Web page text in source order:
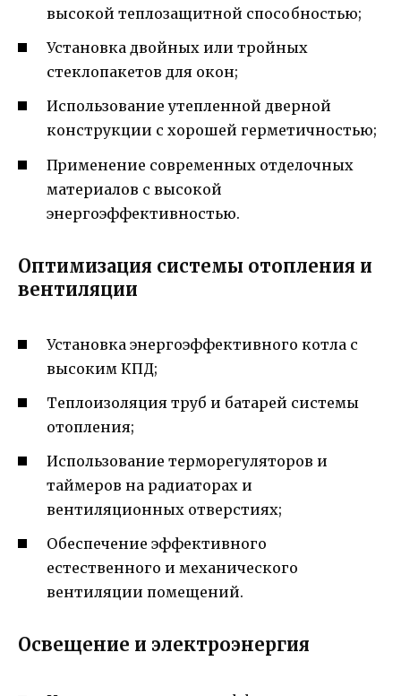
высокой теплозащитной способностью;
Установка двойных или тройных
стеклопакетов для окон;
Использование утепленной дверной
конструкции с хорошей герметичностью;
Применение современных отделочных
материалов с высокой
энергоэффективностью.
Оптимизация системы отопления и
вентиляции
Установка энергоэффективного котла с
высоким КПД;
Теплоизоляция труб и батарей системы
отопления;
Использование терморегуляторов и
таймеров на радиаторах и
вентиляционных отверстиях;
Обеспечение эффективного
естественного и механического
вентиляции помещений.
Освещение и электроэнергия